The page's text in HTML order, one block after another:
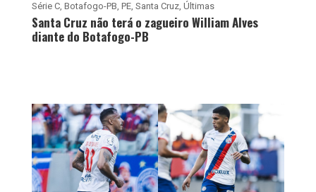
Série C, Botafogo-PB, PE, Santa Cruz, Últimas
Santa Cruz não terá o zagueiro William Alves
diante do Botafogo-PB